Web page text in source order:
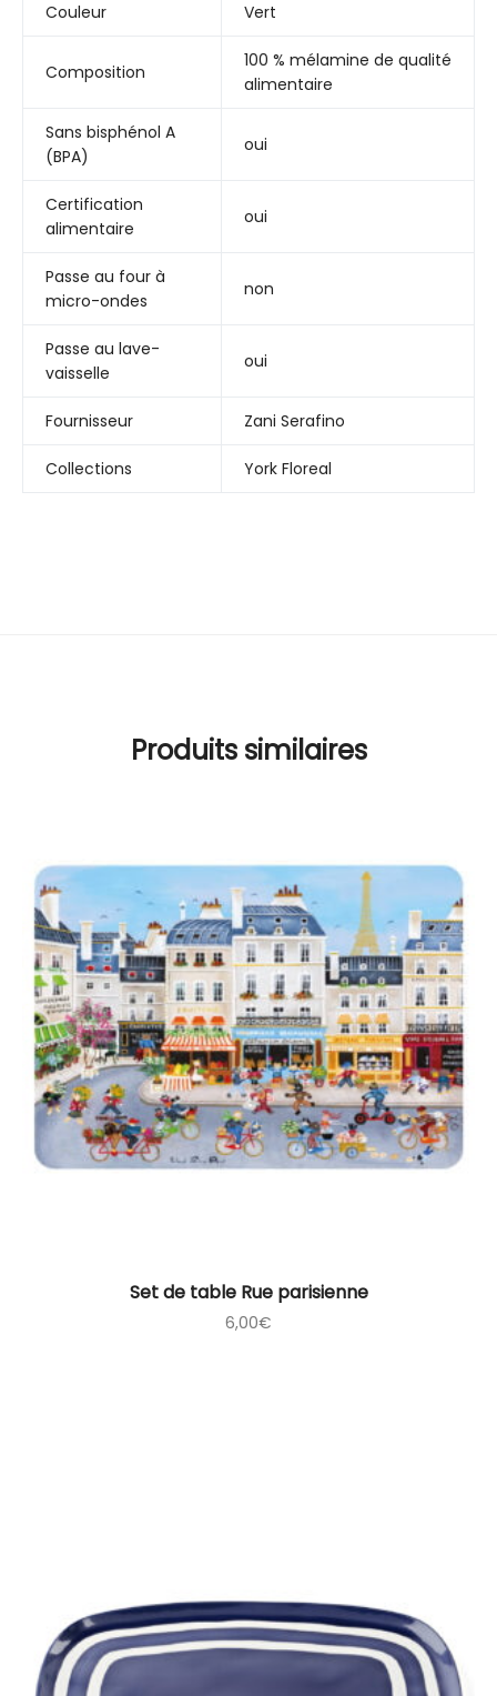
Couleur Vert
Composition
100 % mélamine de qualité
alimentaire
Sans bisphénol A
(BPA)
oui
Certification
alimentaire
oui
Passe au four à
micro-ondes
non
Passe au lave-
vaisselle
oui
Fournisseur Zani Serafino
Collections York Floreal
Produits similaires
Set de table Rue parisienne
6,00€